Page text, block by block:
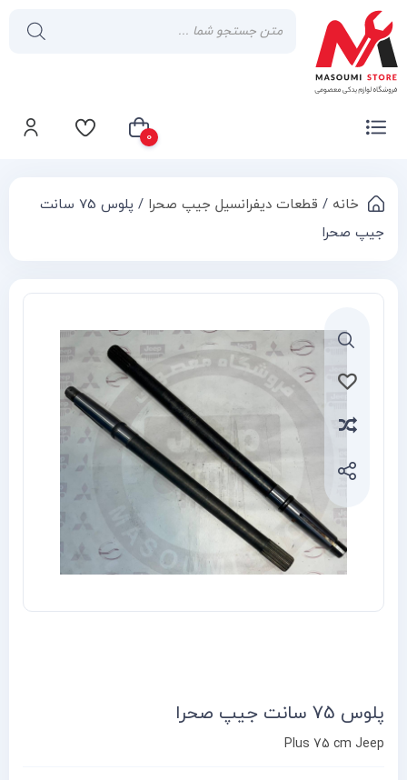
0
سبد خرید شما خالی است خانه / قطعات دیفرانسیل جیپ صحرا
/ پلوس 75 سانت
جیپ صحرا
پلوس 75 سانت جیپ صحرا
Plus 75 cm Jeep